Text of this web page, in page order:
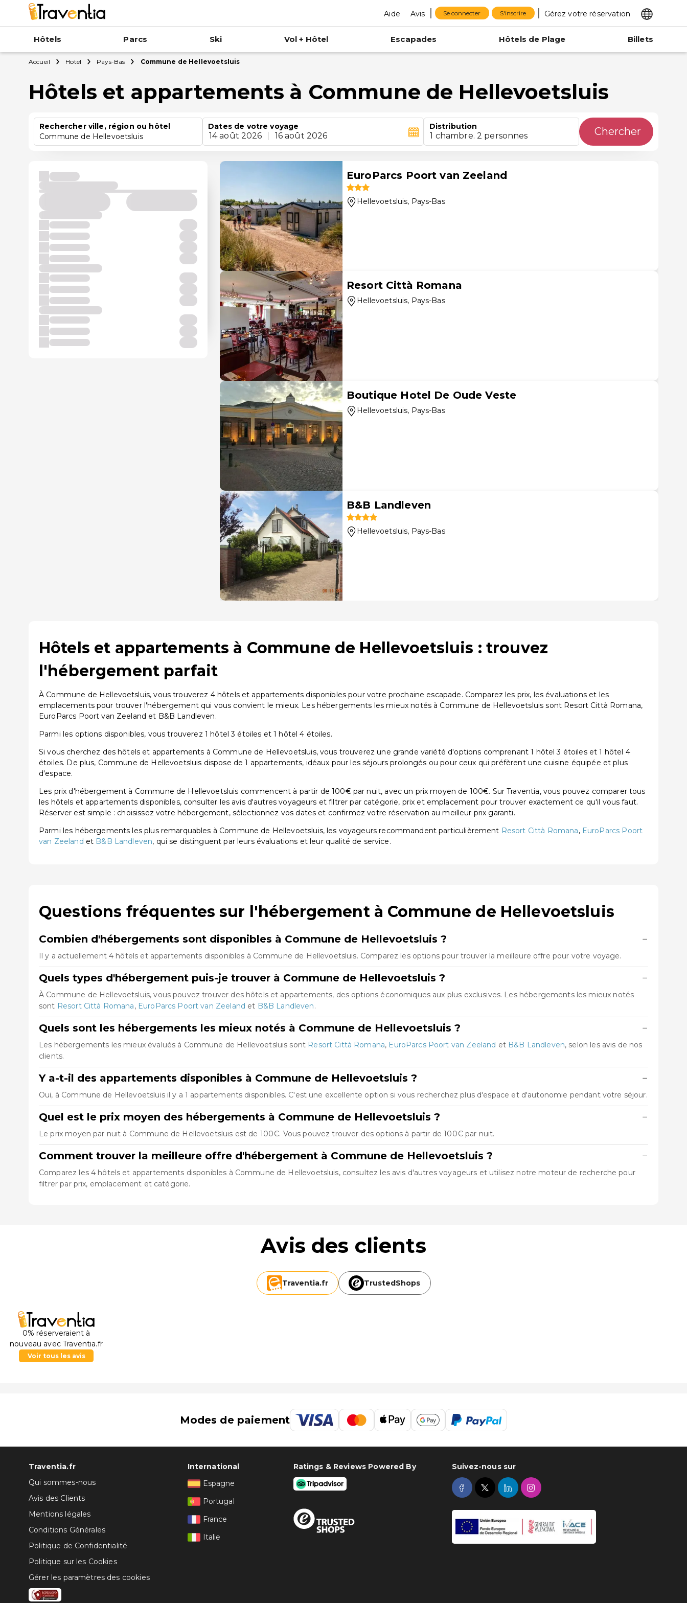
Aide Avis Se connecter S'inscrire Gérez votre réservation
Hôtels Parcs Ski Vol + Hôtel Escapades Hôtels de Plage Billets
Accueil Hotel Pays-Bas Commune de Hellevoetsluis
Hôtels et appartements à Commune de Hellevoetsluis
Rechercher ville, région ou hôtel
Commune de Hellevoetsluis
Dates de votre voyage
14 août 2026 16 août 2026
Distribution
1 chambre. 2 personnes Chercher
EuroParcs Poort van Zeeland
Hellevoetsluis, Pays-Bas
Resort Città Romana
Hellevoetsluis, Pays-Bas
Boutique Hotel De Oude Veste
Hellevoetsluis, Pays-Bas
B&B Landleven
Hellevoetsluis, Pays-Bas
Hôtels et appartements à Commune de Hellevoetsluis : trouvez
l'hébergement parfait
À Commune de Hellevoetsluis, vous trouverez 4 hôtels et appartements disponibles pour votre prochaine escapade. Comparez les prix, les évaluations et les
emplacements pour trouver l'hébergement qui vous convient le mieux. Les hébergements les mieux notés à Commune de Hellevoetsluis sont Resort Città Romana,
EuroParcs Poort van Zeeland et B&B Landleven.
Parmi les options disponibles, vous trouverez 1 hôtel 3 étoiles et 1 hôtel 4 étoiles.
Si vous cherchez des hôtels et appartements à Commune de Hellevoetsluis, vous trouverez une grande variété d'options comprenant 1 hôtel 3 étoiles et 1 hôtel 4
étoiles. De plus, Commune de Hellevoetsluis dispose de 1 appartements, idéaux pour les séjours prolongés ou pour ceux qui préfèrent une cuisine équipée et plus
d'espace.
Les prix d'hébergement à Commune de Hellevoetsluis commencent à partir de 100€ par nuit, avec un prix moyen de 100€. Sur Traventia, vous pouvez comparer tous
les hôtels et appartements disponibles, consulter les avis d'autres voyageurs et filtrer par catégorie, prix et emplacement pour trouver exactement ce qu'il vous faut.
Réserver est simple : choisissez votre hébergement, sélectionnez vos dates et confirmez votre réservation au meilleur prix garanti.
Parmi les hébergements les plus remarquables à Commune de Hellevoetsluis, les voyageurs recommandent particulièrement Resort Città Romana, EuroParcs Poort
van Zeeland et B&B Landleven, qui se distinguent par leurs évaluations et leur qualité de service.
Questions fréquentes sur l'hébergement à Commune de Hellevoetsluis
Combien d'hébergements sont disponibles à Commune de Hellevoetsluis ? −
Il y a actuellement 4 hôtels et appartements disponibles à Commune de Hellevoetsluis. Comparez les options pour trouver la meilleure offre pour votre voyage.
Quels types d'hébergement puis-je trouver à Commune de Hellevoetsluis ? −
À Commune de Hellevoetsluis, vous pouvez trouver des hôtels et appartements, des options économiques aux plus exclusives. Les hébergements les mieux notés
sont Resort Città Romana, EuroParcs Poort van Zeeland et B&B Landleven.
Quels sont les hébergements les mieux notés à Commune de Hellevoetsluis ? −
Les hébergements les mieux évalués à Commune de Hellevoetsluis sont Resort Città Romana, EuroParcs Poort van Zeeland et B&B Landleven, selon les avis de nos
clients.
Y a-t-il des appartements disponibles à Commune de Hellevoetsluis ? −
Oui, à Commune de Hellevoetsluis il y a 1 appartements disponibles. C'est une excellente option si vous recherchez plus d'espace et d'autonomie pendant votre séjour.
Quel est le prix moyen des hébergements à Commune de Hellevoetsluis ? −
Le prix moyen par nuit à Commune de Hellevoetsluis est de 100€. Vous pouvez trouver des options à partir de 100€ par nuit.
Comment trouver la meilleure offre d'hébergement à Commune de Hellevoetsluis ? −
Comparez les 4 hôtels et appartements disponibles à Commune de Hellevoetsluis, consultez les avis d'autres voyageurs et utilisez notre moteur de recherche pour
filtrer par prix, emplacement et catégorie.
Avis des clients
Traventia.fr TrustedShops
0% réserveraient à
nouveau avec Traventia.fr
Voir tous les avis
Modes de paiement
Traventia.fr
Qui sommes-nous
Avis des Clients
Mentions légales
Conditions Générales
Politique de Confidentialité
Politique sur les Cookies
Gérer les paramètres des cookies
International
Espagne
Portugal
France
Italie
Ratings & Reviews Powered By Suivez-nous sur